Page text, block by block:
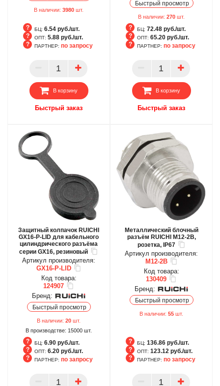
В наличии: 3980 шт.
БЦ: 6.54 руб./шт.
ОПТ: 5.88 руб./шт.
ПАРТНЕР
ПАРТНЕР: по запросу
В корзину
Быстрый заказ
Быстрый просмотр
В наличии: 270 шт.
БЦ: 72.48 руб./шт.
ОПТ: 65.20 руб./шт.
ПАРТНЕР
ПАРТНЕР: по запросу
В корзину
Быстрый заказ
Защитный колпачок RUICHI
GX16-P-LID для кабельного
цилиндрического разъёма
серии GX16, резиновый
Артикул производителя:
GX16-P-LID
Код товара:
124907
Бренд:
Быстрый просмотр
В наличии: 20 шт.
В производстве: 15000 шт.
БЦ: 6.90 руб./шт.
ОПТ: 6.20 руб./шт.
ПАРТНЕР
ПАРТНЕР: по запросу
Металлический блочный
разъём RUICHI M12-2B,
розетка, IP67
Артикул производителя:
M12-2B
Код товара:
130409
Бренд:
Быстрый просмотр
В наличии: 55 шт.
БЦ: 136.86 руб./шт.
ОПТ: 123.12 руб./шт.
ПАРТНЕР
ПАРТНЕР: по запросу